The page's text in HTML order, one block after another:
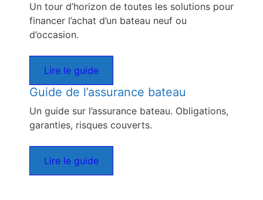
Un tour d’horizon de toutes les solutions pour
financer l’achat d’un bateau neuf ou
d’occasion.
Lire le guide
Guide de l’assurance bateau
Un guide sur l’assurance bateau. Obligations,
garanties, risques couverts.
Lire le guide